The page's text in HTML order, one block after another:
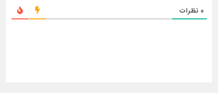
0 نظرات